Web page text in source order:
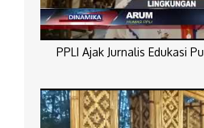
PPLI Ajak Jurnalis Edukasi